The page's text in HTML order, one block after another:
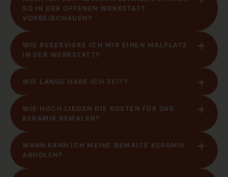
SO IN DER OFFENEN WERKSTATT
VORBEISCHAUEN?
WIE RESERVIERE ICH MIR EINEN MALPLATZ
IN DER WERKSTATT?
WIE LANGE HABE ICH ZEIT?
WIE HOCH LIEGEN DIE KOSTEN FÜR DAS
KERAMIK BEMALEN?
WANN KANN ICH MEINE BEMALTE KERAMIK
ABHOLEN?